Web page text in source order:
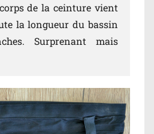
de la ceinture vient
la longueur du bassin
Surprenant mais